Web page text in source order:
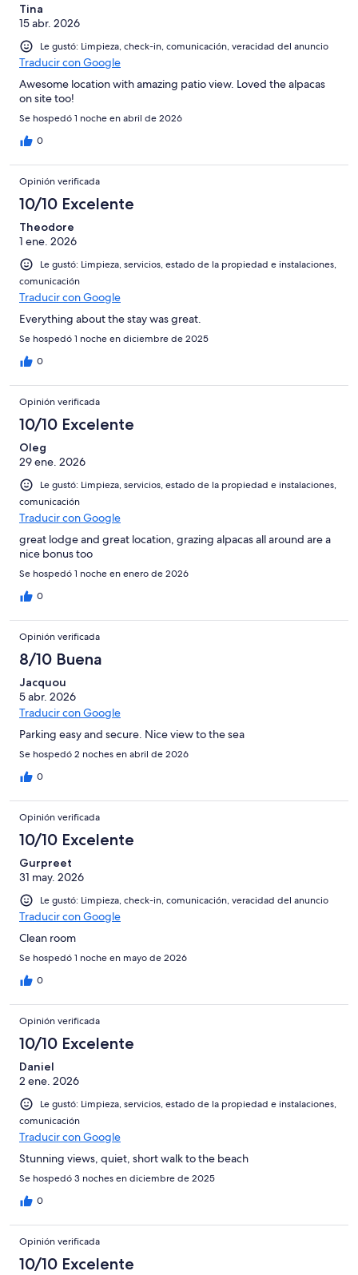
Tina
15 abr. 2026
Le gustó: Limpieza, check-in, comunicación, veracidad del anuncio
Traducir con Google
Awesome location with amazing patio view. Loved the alpacas
on site too!
Se hospedó 1 noche en abril de 2026
0
Opinión verificada
10/10 Excelente
Theodore
1 ene. 2026
Le gustó: Limpieza, servicios, estado de la propiedad e instalaciones,
comunicación
Traducir con Google
Everything about the stay was great.
Se hospedó 1 noche en diciembre de 2025
0
Opinión verificada
10/10 Excelente
Oleg
29 ene. 2026
Le gustó: Limpieza, servicios, estado de la propiedad e instalaciones,
comunicación
Traducir con Google
great lodge and great location, grazing alpacas all around are a
nice bonus too
Se hospedó 1 noche en enero de 2026
0
Opinión verificada
8/10 Buena
Jacquou
5 abr. 2026
Traducir con Google
Parking easy and secure. Nice view to the sea
Se hospedó 2 noches en abril de 2026
0
Opinión verificada
10/10 Excelente
Gurpreet
31 may. 2026
Le gustó: Limpieza, check-in, comunicación, veracidad del anuncio
Traducir con Google
Clean room
Se hospedó 1 noche en mayo de 2026
0
Opinión verificada
10/10 Excelente
Daniel
2 ene. 2026
Le gustó: Limpieza, servicios, estado de la propiedad e instalaciones,
comunicación
Traducir con Google
Stunning views, quiet, short walk to the beach
Se hospedó 3 noches en diciembre de 2025
0
Opinión verificada
10/10 Excelente